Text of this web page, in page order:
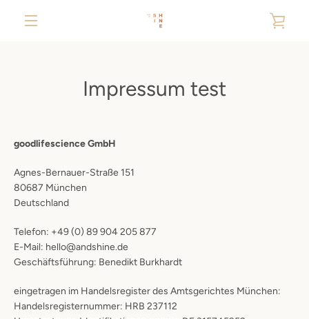
Impressum test
goodlifescience GmbH
Agnes-Bernauer-Straße 151
80687 München
Deutschland
Telefon: +49 (0) 89 904 205 877
E-Mail: hello@andshine.de
Geschäftsführung: Benedikt Burkhardt
eingetragen im Handelsregister des Amtsgerichtes München:
Handelsregisternummer: HRB 237112